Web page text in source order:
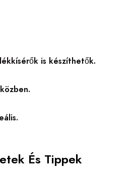
is készíthetők.
És Tippek